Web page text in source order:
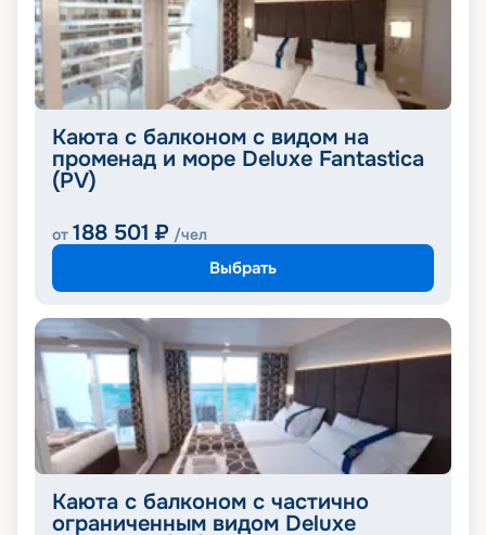
Каюта с балконом с видом на
променад и море Deluxe Fantastica
(PV)
от 188 501 ₽ /чел
Выбрать
Каюта с балконом с частично
ограниченным видом Deluxe